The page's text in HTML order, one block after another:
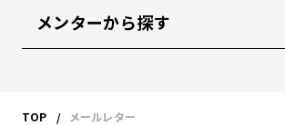
メンターから探す
TOP メールレター